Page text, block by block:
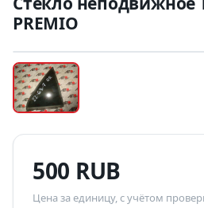
PREMIO
Б/У В НАЛИЧИИ
500 RUB
Цена за единицу, с учётом